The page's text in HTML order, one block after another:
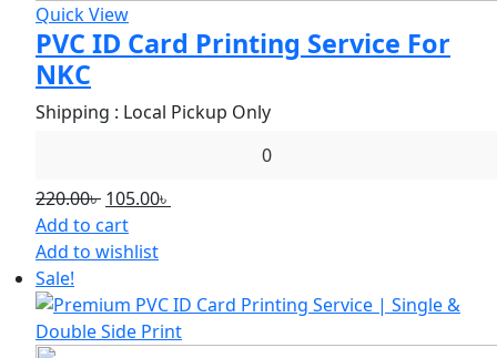
Quick View
PVC ID Card Printing Service For
NKC
Shipping : Local Pickup Only
0
220.00৳ Original
price
was:
105.00৳
Add to cart
Add to wishlist
Sale!